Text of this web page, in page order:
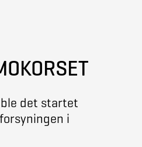
det startet
i